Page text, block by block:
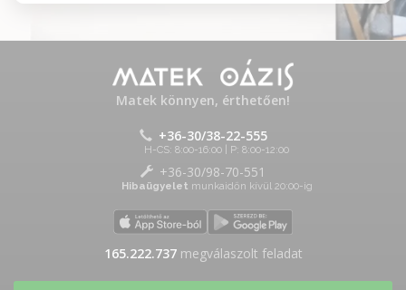
Matek könnyen, érthetően!
+36-30/38-22-555
H-CS: 8:00-16:00 | P: 8:00-12:00
+36-30/98-70-551
Hibaügyelet munkaidőn kívül 20:00-ig
165.222.737megválaszolt feladat